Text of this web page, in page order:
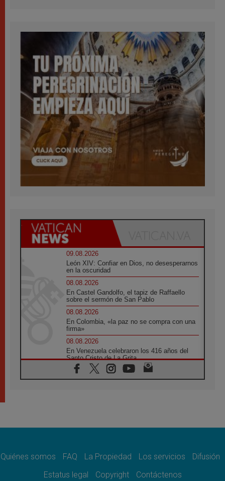
09.08.2026
León XIV: Confiar en Dios, no desesperarnos
en la oscuridad
08.08.2026
En Castel Gandolfo, el tapiz de Raffaello
sobre el sermón de San Pablo
08.08.2026
En Colombia, «la paz no se compra con una
firma»
08.08.2026
En Venezuela celebraron los 416 años del
Santo Cristo de La Grita
08.08.2026
El Papa: en Santa Ágata contemplamos la
07.08.2026
07.08.2026
crisis olvidada
Quiénes somos FAQ La Propiedad Los servicios
Difusión
Estatus legal
Copyright Contáctenos